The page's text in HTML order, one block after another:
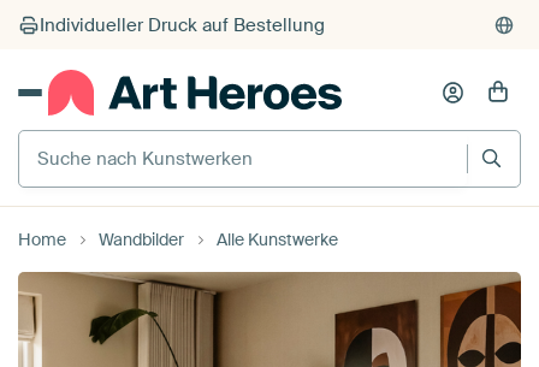
Individueller Druck auf Bestellung
Suche nach Kunstwerken
Home Wandbilder Alle Kunstwerke